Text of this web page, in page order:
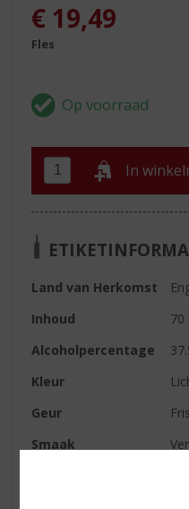
€ 19,49
Fles
In
Land van Herkomst
Inhoud
70
Alcoholpercentage
Kleur
Geur
Smaak